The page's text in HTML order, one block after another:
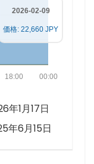
00:00
18:00
2026-02-09
価格: 22,660 JPY
年1月17日
年6月15日